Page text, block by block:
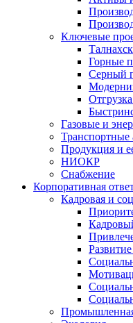
Ключевые
Горные
Серный
Газовые и
Транспортные
Продукция и
НИОКР
Снабжение
Корпоративная
Кадровая и
Промышленная